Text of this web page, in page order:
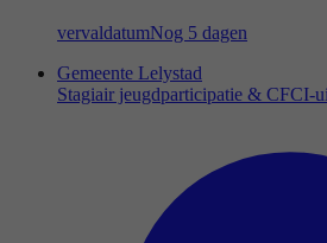
vervaldatumNog 5 dagen
Gemeente Lelystad
Stagiair jeugdparticipatie & CFCI-